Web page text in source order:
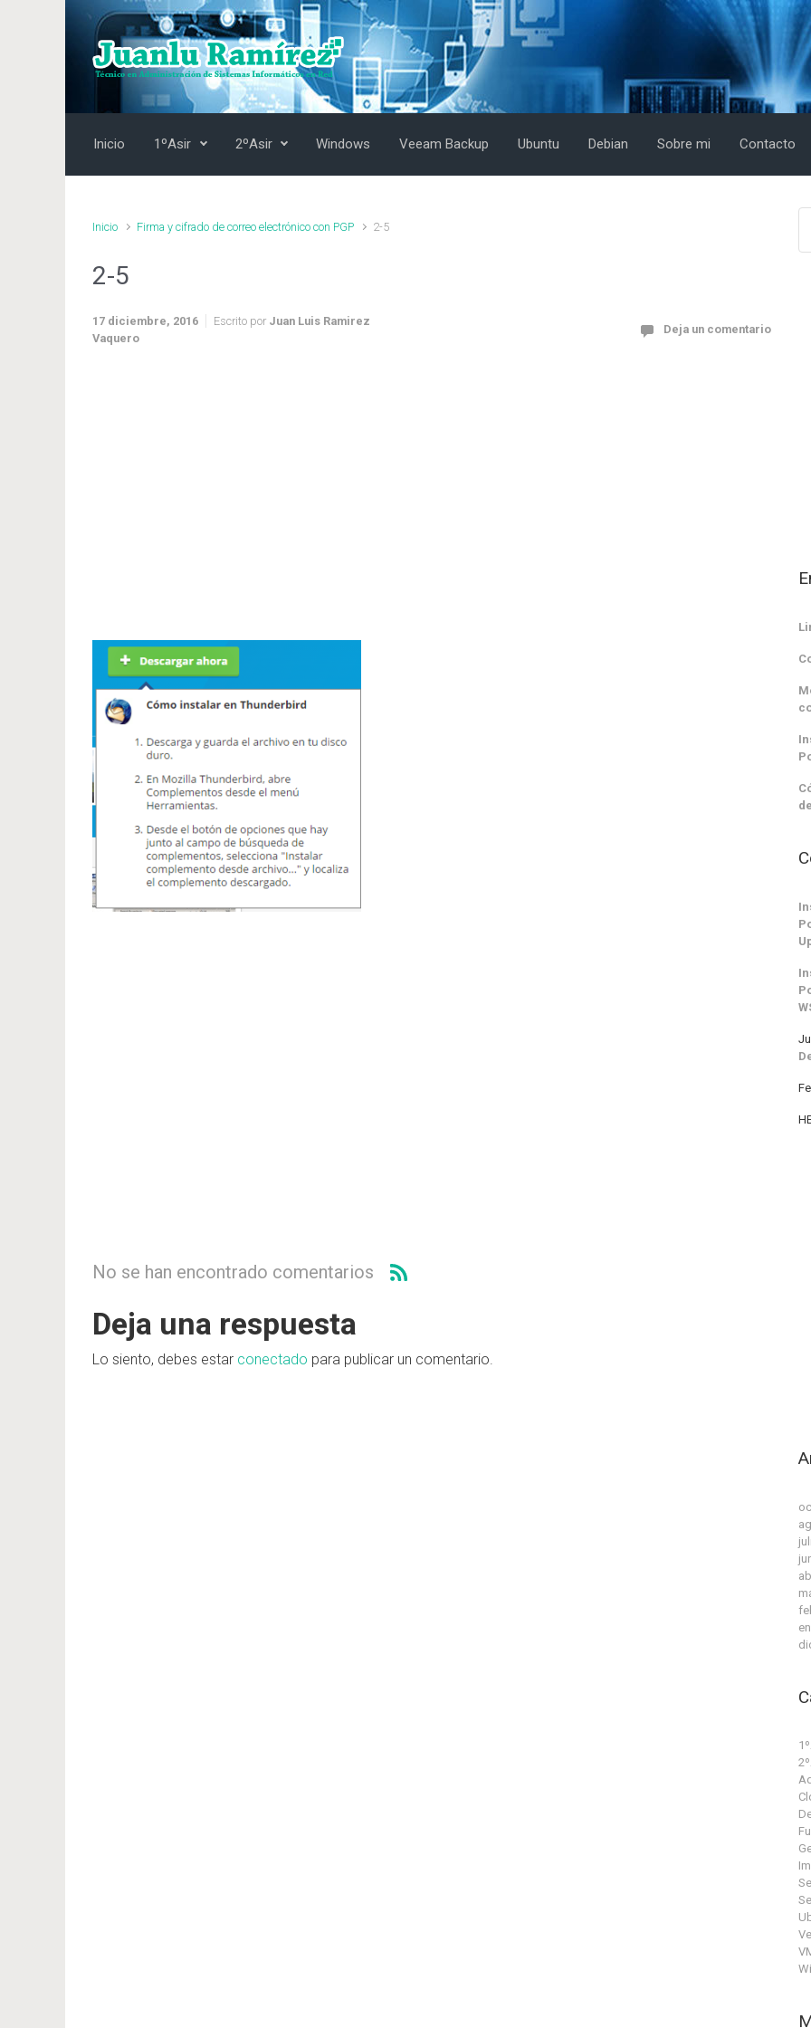
Saltar al contenido principal
Inicio 1ºAsir 2ºAsir Windows Veeam Backup Ubuntu Debian Sobre mi Contacto
Inicio Firma y cifrado de correo electrónico con PGP 2-5
2-5
17 diciembre, 2016 Escrito por Juan Luis Ramirez
Vaquero
Deja un comentario
No se han encontrado comentarios
Deja una respuesta
Lo siento, debes estar conectado para publicar un comentario.